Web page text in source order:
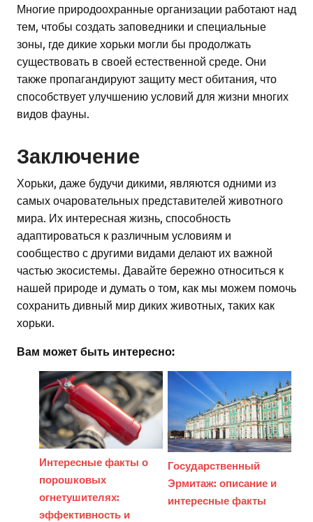
Многие природоохранные организации работают над
тем, чтобы создать заповедники и специальные
зоны, где дикие хорьки могли бы продолжать
существовать в своей естественной среде. Они
также пропагандируют защиту мест обитания, что
способствует улучшению условий для жизни многих
видов фауны.
Заключение
Хорьки, даже будучи дикими, являются одними из
самых очаровательных представителей животного
мира. Их интересная жизнь, способность
адаптироваться к различным условиям и
сообщество с другими видами делают их важной
частью экосистемы. Давайте бережно относиться к
нашей природе и думать о том, как мы можем помочь
сохранить дивный мир диких животных, таких как
хорьки.
Вам может быть интересно:
Интересные факты о
порошковых
огнетушителях:
эффективность и
Государственный
Эрмитаж: описание и
интересные факты